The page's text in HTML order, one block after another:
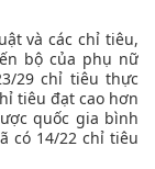
và các chỉ tiêu,
bộ của phụ nữ
29 chỉ tiêu thực
tiêu đạt cao hơn
quốc gia bình
có 14/22 chỉ tiêu